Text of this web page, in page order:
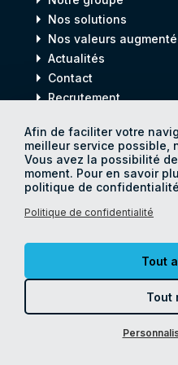
Afin de faciliter votre
meilleur service possible,
Vous avez la possibilité
moment. Pour en savoir
politique de
Tout
Tout
Politique de confidentialité
arrow_right Nos solutions
arrow_right Nos valeurs
arrow_right Actualités
arrow_right Contact
arrow_rightRecrutement
for
© Catamania 2026
Politique de
Mentions légales